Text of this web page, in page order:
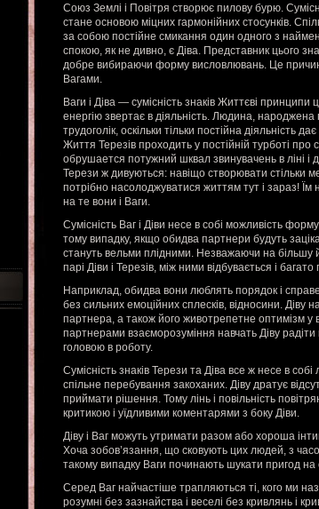
Союз Землі і Повітря створює пилову бурю.
стане основою міцних гармонійних стосунків.
за собою постійне смикання один одного з
спокою, як не дивно, є Діва. Представник цього
добре вибираючи форму висловлювань. Це
Вагами.
Ваги і Діва — сумісність знаків Життєві
енергію звертає в діяльність. Людина, народжена
трудоголік, оскільки тільки постійна діяльність
Життя Терезів проходить у постійній турботі про
обрушается потужний шквал звинувачень в ліні і
Терези ж дивуються: навіщо створювати стільки
потрібно насолоджуватися життям тут і зараз! Їм
на те вони і Ваги.
Сумісність Ваг і Діви несе в собі можливість
тому випадку, якщо обидва партнери будуть
стануть вельми плідними. Незважаючи на більшу
парі Діви і Терезів, між ними відбувається і
Наприклад, обидва вони люблять порядок і
без сильних емоційних сплесків, відносини. Діву
партнера, а також його животрепетне оптимізм у
партнерами взаєморозуміння навчать Діву
головою в роботу.
Сумісність знаків Терези та Діва все ж несе в
спільне перебування закоханих. Діву дратує
приймати рішення. Тому лінь і повільність
критикою і уїдливими коментарями з боку Діви.
Діву і Ваг можуть утримати разом або хороша
Хоча зобов’язання, що сковують цих людей, з
такому випадку Ваги починають шукати пригод на
Серед Ваг найчастіше трапляються ті, кого ми
розумні без зазнайства і веселі без кривлянь і